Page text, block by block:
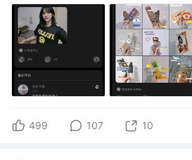
499 107 10